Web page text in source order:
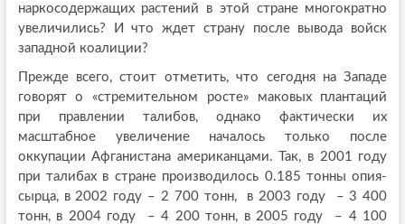
наркосодержащих растений в этой стране многократно
увеличились? И что ждет страну после вывода войск
западной коалиции?
Прежде всего, стоит отметить, что сегодня на Западе
говорят о «стремительном росте» маковых плантаций
при правлении талибов, однако фактически их
масштабное увеличение началось только после
оккупации Афганистана американцами. Так, в 2001 году
при талибах в стране производилось 0.185 тонны опия-
сырца, в 2002 году – 2 700 тонн, в 2003 году – 3 400
тонн, в 2004 году – 4 200 тонн, в 2005 году – 4 100